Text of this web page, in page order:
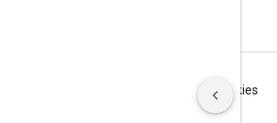
Manage cookies